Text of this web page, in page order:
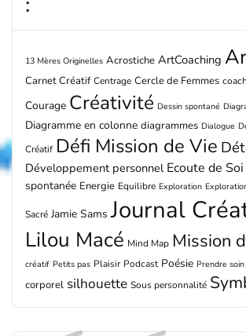
13 Mères Originelles Acrostiche ArtCoaching
Carnet Créatif Centrage Cercle de Femmes
Courage Créativité Dessin spontané
Diagramme en colonne diagrammes Dialogue
Créatif Défi Mission de Vie
Développement personnel Ecoute de Soi
spontanée Energie Equilibre Exploration
Sacré Jamie Sams Journal
Lilou Macé Mind Map Mission
créatif Petits pas Plaisir Podcast Poésie Prendre
corporel silhouette Sous personnalité